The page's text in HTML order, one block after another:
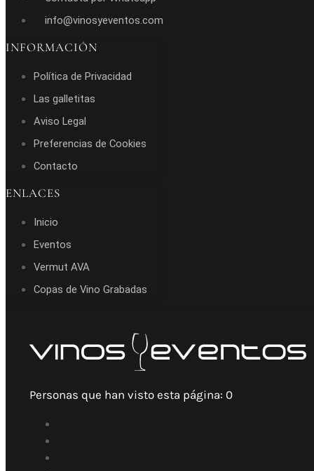
info@vinosyeventos.com
INFORMACIÓN
Política de Privacidad
Las galletitas
Aviso Legal
Preferencias de Cookies
Contacto
ENLACES
Inicio
Eventos
Vermut AVA
Copas de Vino Grabadas
Personas que han visto esta página: 0